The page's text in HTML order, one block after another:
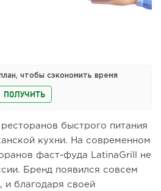
чтобы сэкономить время
ПОЛУЧИТЬ
быстрого питания
кухни. На современном
фаст-фуда LatinaGrill не
Бренд появился совсем
и благодаря своей